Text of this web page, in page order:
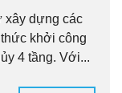
xây dựng các
khởi công
4 tầng. Với...